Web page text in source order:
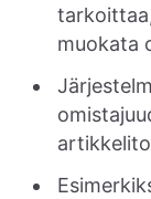
muokata